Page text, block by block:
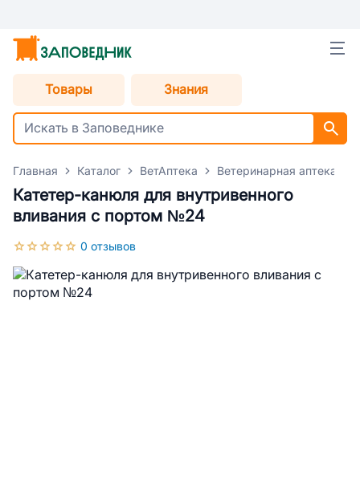
Товары Знания
Главная Каталог ВетАптека Ветеринарная аптека
Катетер-канюля для внутривенного
вливания с портом №24
0 отзывов